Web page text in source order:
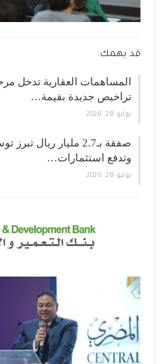
قد يهمك:
المساهمات العقارية تدخل
تراخيص جديدة بقيمة…
يوليو 28, 2026
صفقة بـ2.7 مليار
وتدفع استثمارات…
يوليو 28, 2026